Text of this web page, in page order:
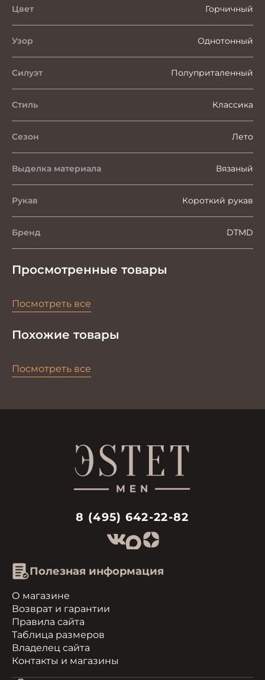
Цвет Горчичный
Узор Однотонный
Силуэт Полуприталенный
Стиль Классика
Сезон Лето
Выделка материала Вязаный
Рукав Короткий рукав
Бренд DTMD
Просмотренные товары
Посмотреть все
Похожие товары
Посмотреть все
8 (495) 642-22-82
Полезная информация
О магазине
Возврат и гарантии
Правила сайта
Таблица размеров
Владелец сайта
Контакты и магазины